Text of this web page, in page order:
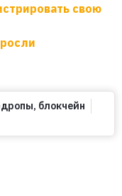
свою
, блокчейн